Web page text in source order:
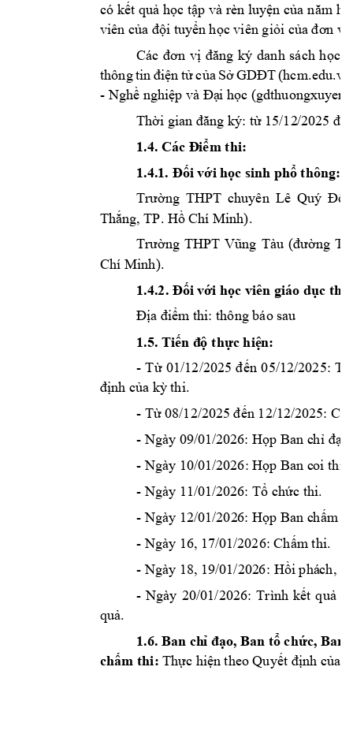
có kết quả học tập và rèn luyện của năm họ
viên của đội tuyển học viên giỏi của đơn vị
Các đơn vị đăng ký danh sách học
thông tin điện tửcủa SởGDĐT(hcm.edu.vn
- Nghề nghiệp và Đại học (gdthuongxuyen
Thời gian đăng ký: từ 15/12/2025 đế
1.4. Các Điểm thi:
1.4.1. Đối với học sinh phổ thông:
Trường THPT chuyên Lê Quý
Thắng, TP. Hồ Chí Minh).
Trường THPT Vũng Tàu (đường
Chí Minh).
1.4.2. Đối với học viên giáo dục
Địa điểm thi: thông báo sau
1.5. Tiến độ thực hiện:
- Từ 01/12/2025 đến 05/12/2025:
định của kỳ thi.
- Từ 08/12/2025 đến 12/12/2025: C
- Ngày 09/01/2026: Họp Ban chỉ đạ
- Ngày 10/01/2026: Họp Ban coi thi,
- Ngày 11/01/2026: Tổ chức thi.
- Ngày 12/01/2026: Họp Ban chấm
- Ngày 16, 17/01/2026: Chấm thi.
- Ngày 18, 19/01/2026: Hồi phách,
- Ngày 20/01/2026: Trình kết quả
quả.
1.6. Ban chỉ đạo, Ban tổ chức, Ban
chấm thi: Thực hiện theo Quyết định của G